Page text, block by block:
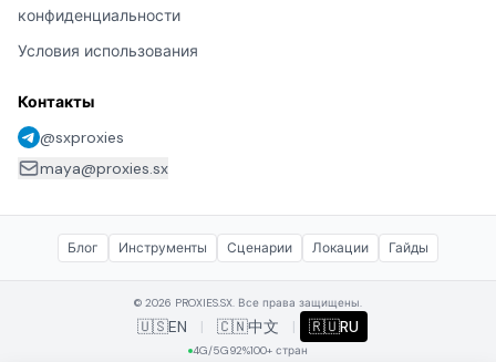
конфиденциальности
Условия использования
Контакты
@sxproxies
maya@proxies.sx
Блог Инструменты Сценарии Локации Гайды
© 2026 PROXIES.SX. Все права защищены.
🇺🇸EN | 🇨🇳中文 | 🇷🇺RU
4G/5G92%100+ стран